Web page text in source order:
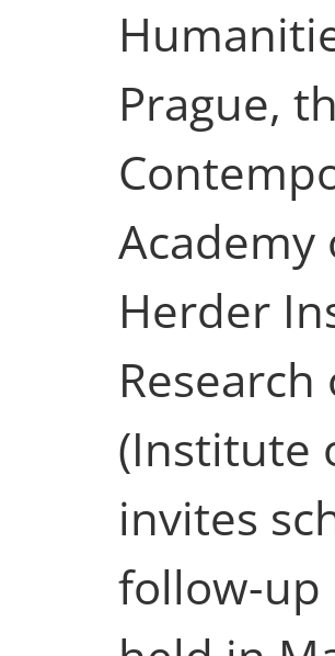
Prague,
Academy
Herder
(Institute
invites
follow-up